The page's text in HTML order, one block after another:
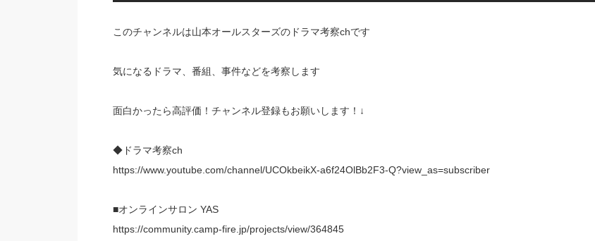
このチャンネルは山本オールスターズのドラマ考察chです
気になるドラマ、番組、事件などを考察します
面白かったら高評価！チャンネル登録もお願いします！↓
◆ドラマ考察ch
https://www.youtube.com/channel/UCOkbeikX-a6f24OlBb2F3-Q?view_as=subscriber
■オンラインサロン YAS
https://community.camp-fire.jp/projects/view/364845